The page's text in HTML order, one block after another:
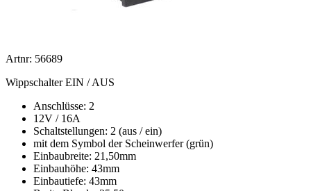
Artnr: 56689
Wippschalter EIN / AUS
Anschlüsse: 2
12V / 16A
Schaltstellungen: 2 (aus / ein)
mit dem Symbol der Scheinwerfer (grün)
Einbaubreite: 21,50mm
Einbauhöhe: 43mm
Einbautiefe: 43mm